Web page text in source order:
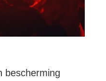
bescherming